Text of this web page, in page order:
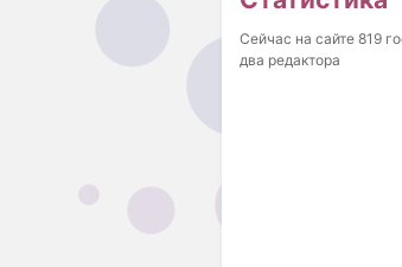
Сейчас на сайте 819
два редактора